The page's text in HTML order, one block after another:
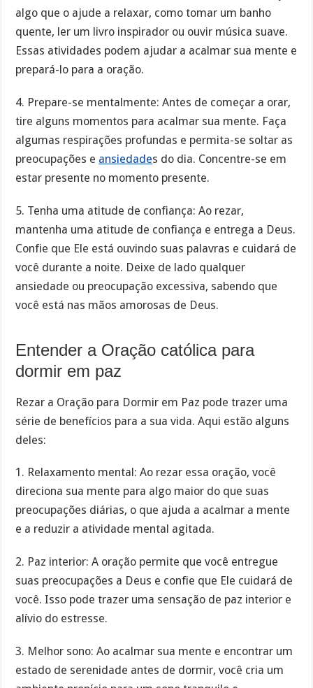
algo que o ajude a relaxar, como tomar um banho
quente, ler um livro inspirador ou ouvir música suave.
Essas atividades podem ajudar a acalmar sua mente e
prepará-lo para a oração.
4. Prepare-se mentalmente: Antes de começar a orar,
tire alguns momentos para acalmar sua mente. Faça
algumas respirações profundas e permita-se soltar as
preocupações e ansiedades do dia. Concentre-se em
estar presente no momento presente.
5. Tenha uma atitude de confiança: Ao rezar,
mantenha uma atitude de confiança e entrega a Deus.
Confie que Ele está ouvindo suas palavras e cuidará de
você durante a noite. Deixe de lado qualquer
ansiedade ou preocupação excessiva, sabendo que
você está nas mãos amorosas de Deus.
Entender a Oração católica para
dormir em paz
Rezar a Oração para Dormir em Paz pode trazer uma
série de benefícios para a sua vida. Aqui estão alguns
deles:
1. Relaxamento mental: Ao rezar essa oração, você
direciona sua mente para algo maior do que suas
preocupações diárias, o que ajuda a acalmar a mente
e a reduzir a atividade mental agitada.
2. Paz interior: A oração permite que você entregue
suas preocupações a Deus e confie que Ele cuidará de
você. Isso pode trazer uma sensação de paz interior e
alívio do estresse.
3. Melhor sono: Ao acalmar sua mente e encontrar um
estado de serenidade antes de dormir, você cria um